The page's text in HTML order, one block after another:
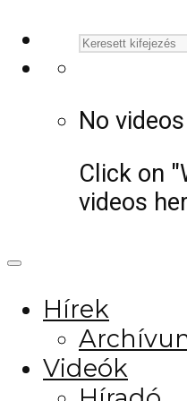
No
Click on
videos
Hírek
Videók